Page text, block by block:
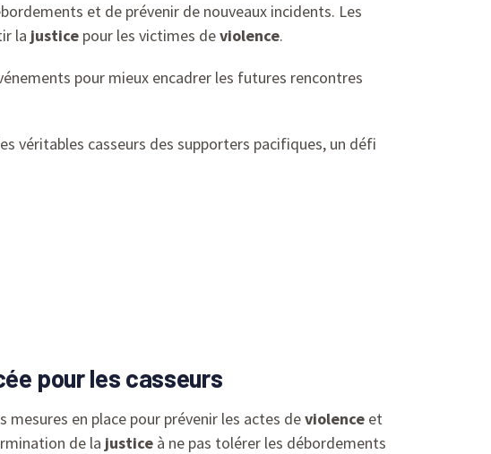
et de prévenir de nouveaux incidents. Les
la justice pour les victimes deviolence.
pour mieux encadrer les futures rencontres
véritables casseurs des supporters pacifiques, un défi
pour les casseurs
en place pour prévenir les actes deviolence et
de la justice à ne pas tolérer les débordements